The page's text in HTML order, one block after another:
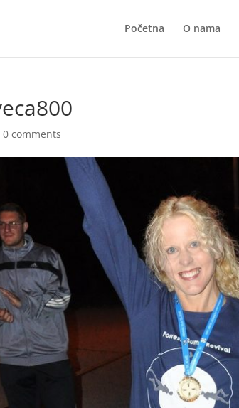
Početna O nama
0 comments